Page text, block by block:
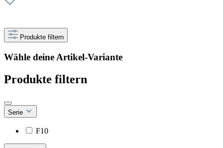
Produkte filtern
Wähle deine Artikel-Variante
Produkte filtern
Serie
F10